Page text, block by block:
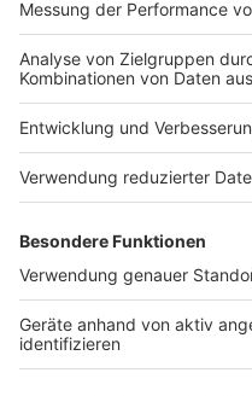
Nutzungsbedingungen
Jobs
Presse
Werben
Archiv
ANTENNE BAYERN GROUP
Stiftung ANTENNE BAYERN
hilft